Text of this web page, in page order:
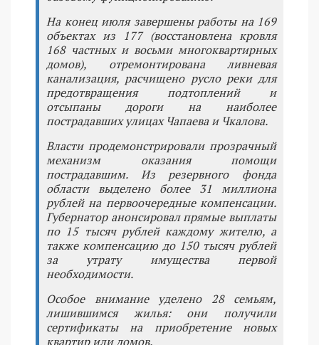
На конец июля завершены работы на 169
объектах из 177 (восстановлена кровля
168 частных и восьми многоквартирных
домов), отремонтирована ливневая
канализация, расчищено русло реки для
предотвращения подтоплений и
отсыпаны дороги на наиболее
пострадавших улицах Чапаева и Чкалова.
Власти продемонстрировали прозрачный
механизм оказания помощи
пострадавшим. Из резервного фонда
области выделено более 31 миллиона
рублей на первоочередные компенсации.
Губернатор анонсировал прямые выплаты
по 15 тысяч рублей каждому жителю, а
также компенсацию до 150 тысяч рублей
за утрату имущества первой
необходимости.
Особое внимание уделено 28 семьям,
лишившимся жилья: они получили
сертификаты на приобретение новых
квартир или домов.